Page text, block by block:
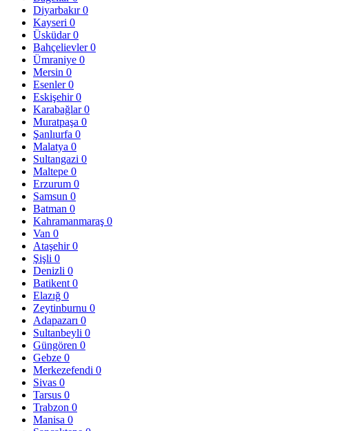
Diyarbakır0
Kayseri 0
Üsküdar0
Bahçelievler0
Ümraniye 0
Mersin 0
Esenler0
Eskişehir0
Karabağlar0
Muratpaşa 0
Şanlıurfa 0
Malatya 0
Sultangazi 0
Maltepe 0
Erzurum 0
Samsun 0
Batman 0
Kahramanmaraş 0
Van 0
Ataşehir0
Şişli 0
Denizli 0
Batikent 0
Elazığ 0
Zeytinburnu 0
Adapazarı 0
Sultanbeyli 0
Güngören 0
Gebze 0
Merkezefendi 0
Sivas 0
Tarsus 0
Trabzon 0
Manisa 0